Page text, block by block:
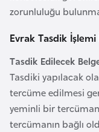
zorunluluğu
Evrak Tasdik
Tasdik Edilecek
Tasdiki yapılacak
tercüme edilmesi
yeminli bir
tercümanın bağlı
e
k